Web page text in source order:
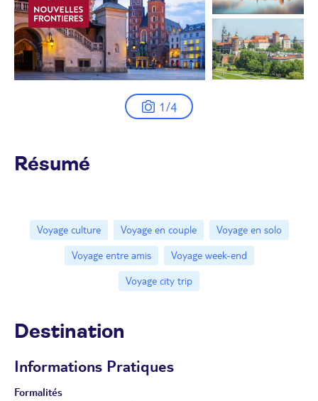
1/4
Résumé
Voyage culture Voyage en couple
Voyage en solo
Voyage entre amis
Voyage week-end
Voyage city trip
Destination
Informations Pratiques
Formalités